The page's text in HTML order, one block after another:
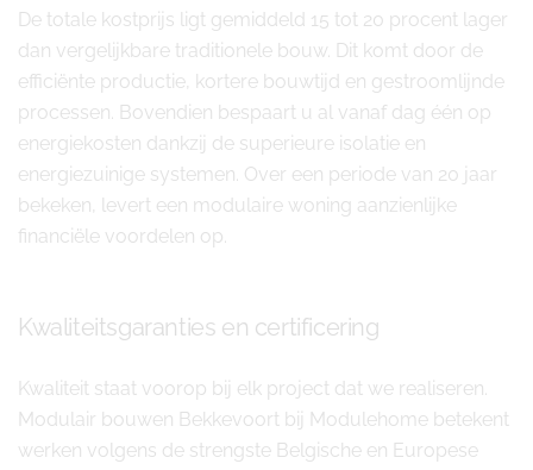
De totale kostprijs ligt gemiddeld 15 tot 20 procent lager
dan vergelijkbare traditionele bouw. Dit komt door de
efficiënte productie, kortere bouwtijd en gestroomlijnde
processen. Bovendien bespaart u al vanaf dag één op
energiekosten dankzij de superieure isolatie en
energiezuinige systemen. Over een periode van 20 jaar
bekeken, levert een modulaire woning aanzienlijke
financiële voordelen op.
Kwaliteitsgaranties en certificering
Kwaliteit staat voorop bij elk project dat we realiseren.
Modulair bouwen Bekkevoort bij Modulehome betekent
werken volgens de strengste Belgische en Europese